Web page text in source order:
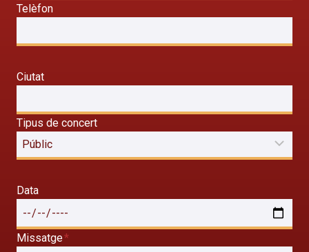
Telèfon
Ciutat
Tipus de concert
Data
Missatge*